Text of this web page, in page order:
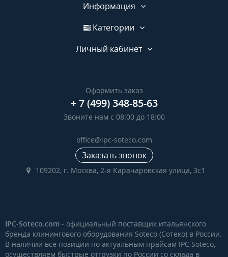
Информация
Категории
Личный кабинет
Оформить заказ
+ 7 (499) 348-85-63
Звоните нам с 08:00 до 18:00
office@ipc-soteco.com
Заказать звонок
109202, г. Москва, 2-я Карачаровская улица, 3с1
IPC-Soteco.com - официальный поставщик итальянского
бренда клинингового оборудования Soteco (Сотеко) в России.
В наличии все позиции по актуальным прайсам IPC Soteco,
осуществляем быстрые отгрузки по России со склада в